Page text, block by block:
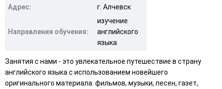
Адрес: г. Алчевск
Направления обучения:
изучение
английского
языка
Занятия с нами - это увлекательное путешествие в страну
английского языка с использованием новейшего
оригинального материала: фильмов, музыки, песен, газет,